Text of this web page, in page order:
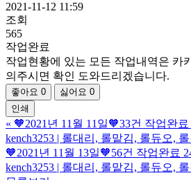
2021-11-12 11:59
조회
565
작업완료
작업현황에 있는 모든 작업내역은 카
의주시면 확인 도와드리겠습니다.
좋아요 0 싫어요 0
인쇄
« 🧡2021년 11월 11일🧡33건 작업완
kench3253 | 롤대리, 롤맡김, 롤듀오, 롤
🧡2021년 11월 13일🧡56건 작업완료
kench3253 | 롤대리, 롤맡김, 롤듀오, 롤